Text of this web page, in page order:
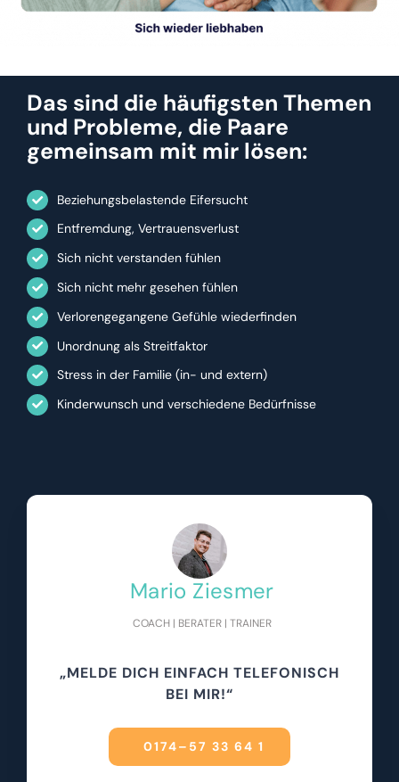
Das sind die häufigsten Themen
und Probleme, die Paare
gemeinsam mit mir lösen:
Beziehungsbelastende Eifersucht
Entfremdung, Vertrauensverlust
Sich nicht verstanden fühlen
Sich nicht mehr gesehen fühlen
Verlorengegangene Gefühle wiederfinden
Unordnung als Streitfaktor
Stress in der Familie (in- und extern)
Kinderwunsch und verschiedene Bedürfnisse
Mario Ziesmer
COACH | BERATER | TRAINER
„MELDE DICH EINFACH TELEFONISCH
BEI MIR!“
0174–57 33 64 1